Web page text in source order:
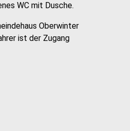
WC mit Dusche.
ist der Zugang